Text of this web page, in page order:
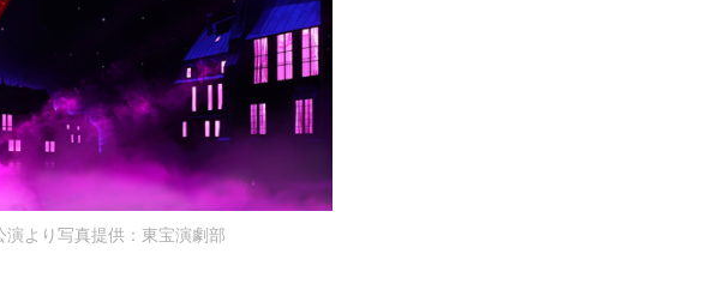
演より写真提供：東宝演劇部